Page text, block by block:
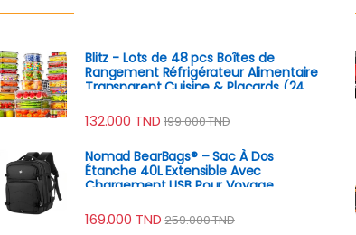
Blitz - Lots de 48 pcs Boîtes de
Rangement Réfrigérateur Alimentaire
Transparent Cuisine & Placards (24
132.000 TND 199.000TND
Nomad BearBags® – Sac À Dos
Étanche 40L Extensible Avec
Chargement USB Pour Voyage
169.000 TND 259.000TND